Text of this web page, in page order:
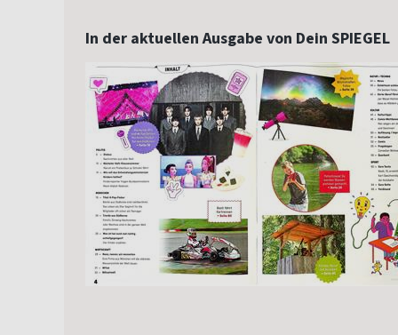
In der aktuellen Ausgabe von Dein SPIEGEL